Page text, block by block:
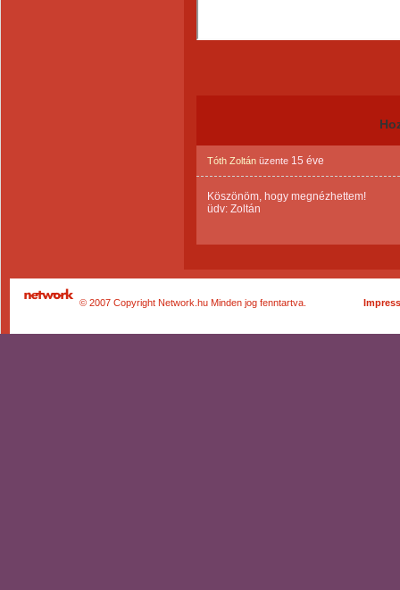
Tóth Zoltán üzente 15 éve
Köszönöm, hogy megnézhettem!
üdv: Zoltán
© 2007 Copyright Network.hu Minden jog fenntartva.